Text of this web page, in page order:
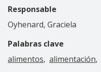
Responsable
Oyhenard, Graciela
Palabras clave
alimentos alimentación